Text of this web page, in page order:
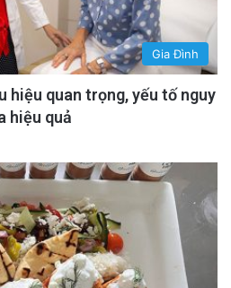
Gia Đình
hiệu quan trọng, yếu tố nguy
hiệu quả